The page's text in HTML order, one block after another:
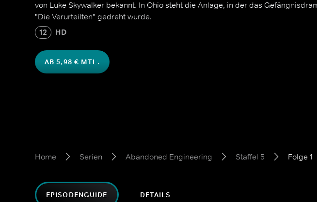
von Luke Skywalker bekannt. In Ohio steht die Anlage, in der das
"Die Verurteilten" gedreht wurde.
12 HD
AB 5,98 € MTL.
Home Serien Abandoned Engineering Staffel 5 Folge 1
EPISODENGUIDE DETAILS